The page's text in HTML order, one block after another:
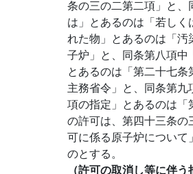
条の三の二第二項」と、
は」とあるのは「若しく
れた物」とあるのは「汚
子炉」と、同条第八項中
とあるのは「第二十七条
主務省令」と、同条第九
項の指定」とあるのは「
の許可は、第四十三条の
可に係る原子炉について
のとする。
（許可の取消し等に伴う